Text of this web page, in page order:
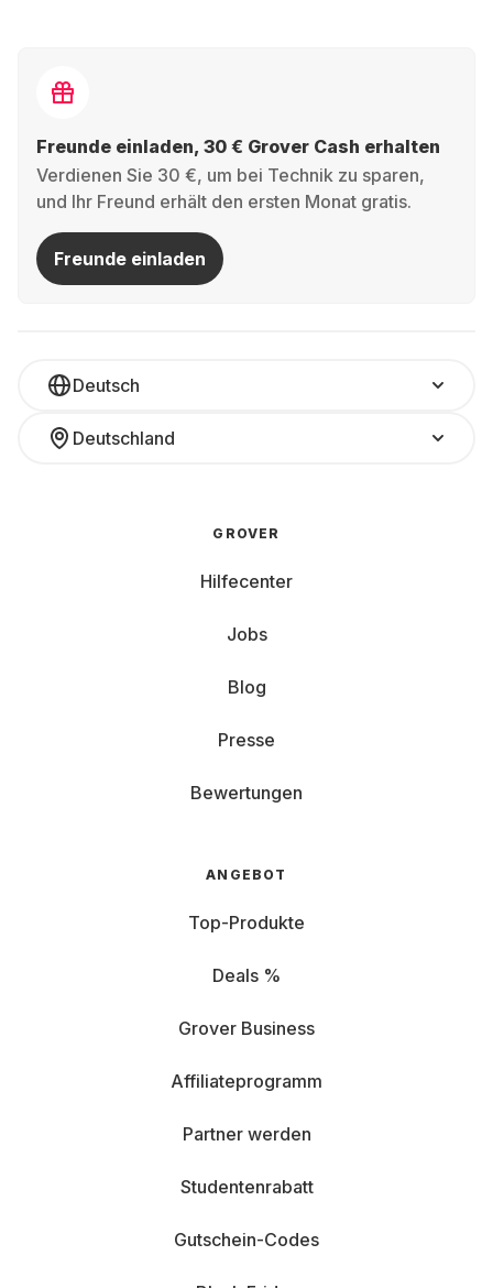
Freunde einladen, 30 € Grover Cash erhalten
Verdienen Sie 30 €, um bei Technik zu sparen,
und Ihr Freund erhält den ersten Monat gratis.
Freunde einladen
Deutsch
Deutschland
GROVER
Hilfecenter
Jobs
Blog
Presse
Bewertungen
ANGEBOT
Top-Produkte
Deals %
Grover Business
Affiliateprogramm
Partner werden
Studentenrabatt
Gutschein-Codes